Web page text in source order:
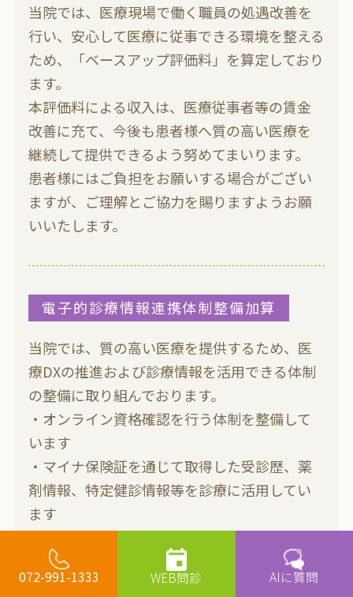
当院では、医療現場で働く職員の処遇改善を
行い、安心して医療に従事できる環境を整える
ため、「ベースアップ評価料」を算定しており
ます。
本評価料による収入は、医療従事者等の賃金
改善に充て、今後も患者様へ質の高い医療を
継続して提供できるよう努めてまいります。
患者様にはご負担をお願いする場合がござい
ますが、ご理解とご協力を賜りますようお願
いいたします。
電子的診療情報連携体制整備加算
当院では、質の高い医療を提供するため、医
療DXの推進および診療情報を活用できる体制
の整備に取り組んでおります。
・オンライン資格確認を行う体制を整備して
います
・マイナ保険証を通じて取得した受診歴、薬
剤情報、特定健診情報等を診療に活用してい
ます
・診療報酬の区分、項目名および点数等を記
載した明細書を無料で交付しています
・マイナ保険証の利用を促進し、医療DXを通
072-991-1333 WEB問診 AIに質問